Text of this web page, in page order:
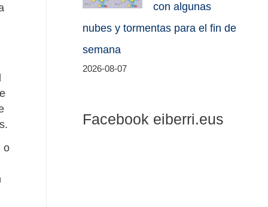
o
con algunas
nubes y tormentas para el fin de
semana
2026-08-07
Facebook eiberri.eus